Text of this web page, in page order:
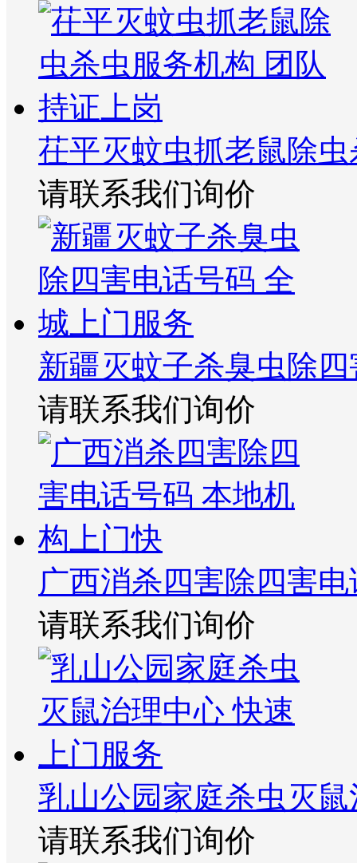
茌平灭蚊虫抓老鼠除
请联系我们询价
新疆灭蚊子杀臭虫除
请联系我们询价
广西消杀四害除四害
请联系我们询价
乳山公园家庭杀虫灭
请联系我们询价